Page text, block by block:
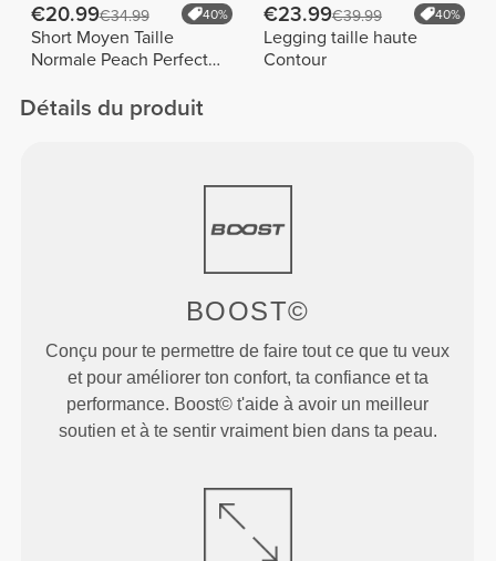
€20.99€34.99 40%
Short Moyen Taille
Normale Peach Perfect
€23.99€39.99 40%
Legging taille haute
Contour
Détails du produit
BOOST©
Conçu pour te permettre de faire tout ce que tu veux
et pour améliorer ton confort, ta confiance et ta
performance. Boost© t'aide à avoir un meilleur
soutien et à te sentir vraiment bien dans ta peau.